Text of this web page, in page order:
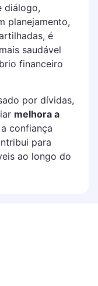
diálogo,
planejamento,
é
saudável
financeiro
por dívidas,
melhora a
confiança
para
ao longo do